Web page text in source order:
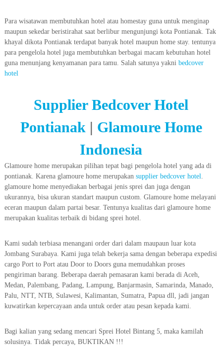
Para wisatawan membutuhkan hotel atau homestay guna untuk menginap
maupun sekedar beristirahat saat berlibur mengunjungi kota Pontianak. Tak
khayal dikota Pontianak terdapat banyak hotel maupun home stay. tentunya
para pengelola hotel juga membutuhkan berbagai macam kebutuhan hotel
guna menunjang kenyamanan para tamu. Salah satunya yakni bedcover
hotel
Supplier Bedcover Hotel
Pontianak | Glamoure Home
Indonesia
Glamoure home merupakan pilihan tepat bagi pengelola hotel yang ada di
pontianak. Karena glamoure home merupakan supplier bedcover hotel
glamoure home menyediakan berbagai jenis sprei dan juga dengan
ukurannya, bisa ukuran standart maupun custom. Glamoure home melayani
eceran maupun dalam partai besar. Tentunya kualitas dari glamoure home
merupakan kualitas terbaik di bidang sprei hotel.
Kami sudah terbiasa menangani order dari dalam maupaun luar kota
Jombang Surabaya. Kami juga telah bekerja sama dengan beberapa expedisi
cargo Port to Port atau Door to Doors guna memudahkan proses
pengiriman barang. Beberapa daerah pemasaran kami berada di Aceh,
Medan, Palembang, Padang, Lampung, Banjarmasin, Samarinda, Manado,
Palu, NTT, NTB, Sulawesi, Kalimantan, Sumatra, Papua dll, jadi jangan
kuwatirkan kepercayaan anda untuk order atau pesan kepada kami.
Bagi kalian yang sedang mencari Sprei Hotel Bintang 5, maka kamilah
solusinya. Tidak percaya, BUKTIKAN !!!